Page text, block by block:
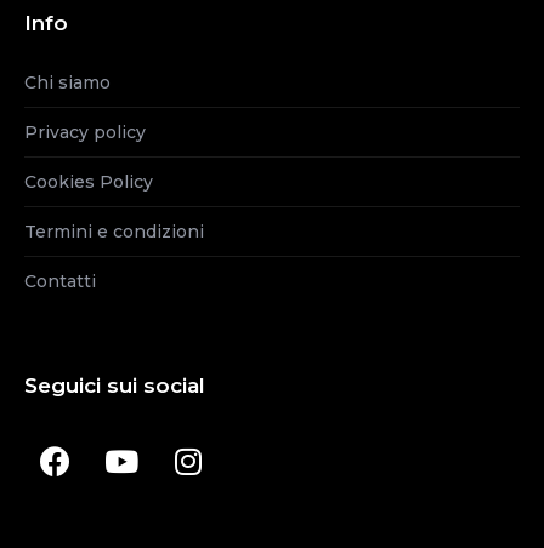
Info
Chi siamo
Privacy policy
Cookies Policy
Termini e condizioni
Contatti
Seguici sui social